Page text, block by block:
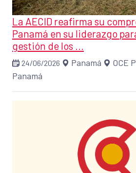
La AECID reafirma su
Panamá en su liderazgo
gestión de los ...
24/06/2026 Panamá OCE
Panamá